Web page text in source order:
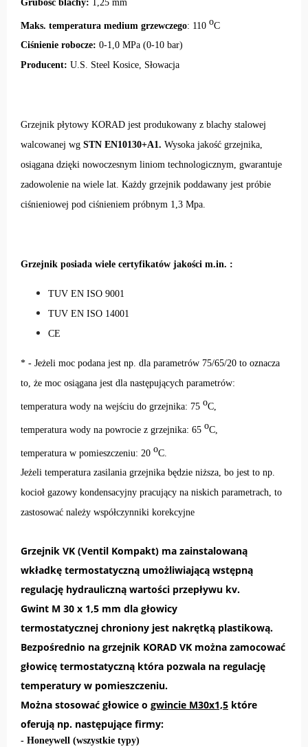
Grubość blachy: 1,25 mm
Maks. temperatura medium grzewczego: 110 oC
Ciśnienie robocze: 0-1,0 MPa (0-10 bar)
Producent: U.S. Steel Kosice, Słowacja
Grzejnik płytowy KORAD jest produkowany z blachy stalowej
walcowanej wg STN EN10130+A1. Wysoka jakość grzejnika,
osiągana dzięki nowoczesnym liniom technologicznym, gwarantuje
zadowolenie na wiele lat. Każdy grzejnik poddawany jest próbie
ciśnieniowej pod ciśnieniem próbnym 1,3 Mpa.
Grzejnik posiada wiele certyfikatów jakości m.in. :
TUV EN ISO 9001
TUV EN ISO 14001
CE
* - Jeżeli moc podana jest np. dla parametrów 75/65/20 to oznacza
to, że moc osiągana jest dla następujących parametrów:
temperatura wody na wejściu do grzejnika: 75 oC,
temperatura wody na powrocie z grzejnika: 65 oC,
temperatura w pomieszczeniu: 20 oC.
Jeżeli temperatura zasilania grzejnika będzie niższa, bo jest to np.
kocioł gazowy kondensacyjny pracujący na niskich parametrach, to
zastosować należy współczynniki korekcyjne
Grzejnik VK (Ventil Kompakt) ma zainstalowaną
wkładkę termostatyczną umożliwiającą wstępną
regulację hydrauliczną wartości przepływu kv.
Gwint M 30 x 1,5 mm dla głowicy
termostatycznej chroniony jest nakrętką plastikową.
Bezpośrednio na grzejnik KORAD VK można zamocować
głowicę termostatyczną która pozwala na regulację
temperatury w pomieszczeniu.
Można stosować głowice o gwincie M30x1,5 które
oferują np. następujące firmy:
- Honeywell (wszystkie typy)